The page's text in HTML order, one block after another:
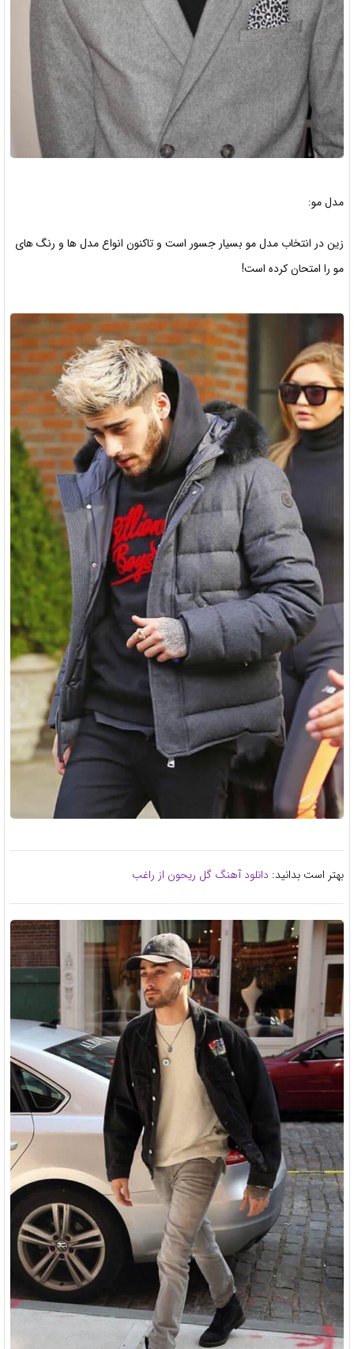
مدل مو:
زین در انتخاب مدل مو بسیار جسور است و تاکنون انواع مدل ها و رنگ های
مو را امتحان کرده است!
بهتر است بدانید: دانلود آهنگ گل ریحون از راغب